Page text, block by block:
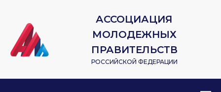
АССОЦИАЦИЯ
МОЛОДЕЖНЫХ
ПРАВИТЕЛЬСТВ
РОССИЙСКОЙ ФЕДЕРАЦИИ